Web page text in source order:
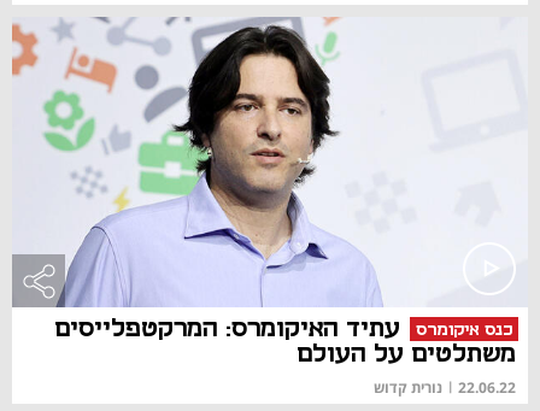
כנס איקומרס
עתיד האיקומרס: המרקטפלייסים
משתלטים על העולם
22.06.22
| נורית קדוש